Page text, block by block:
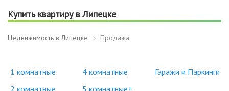
Купить квартиру в Липецке
Недвижимость в Липецке Продажа
1 комнатные
2 комнатные
4 комнатные
5 комнатные+
Гаражи и Паркинги